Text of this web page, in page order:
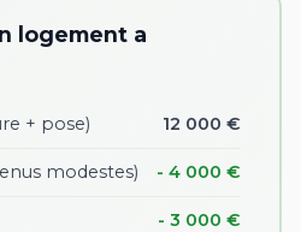
logement a
+ pose) 12 000 €
modestes) - 4 000 €
- 3 000 €